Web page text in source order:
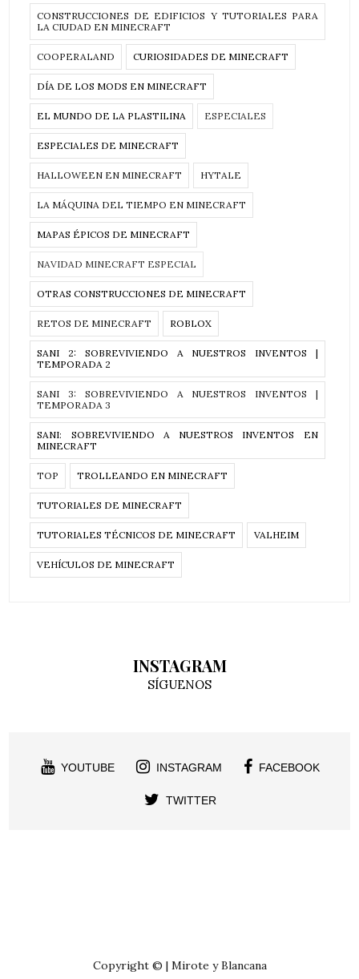
CONSTRUCCIONES DE EDIFICIOS Y TUTORIALES PARA
LA CIUDAD EN MINECRAFT
COOPERALAND CURIOSIDADES DE MINECRAFT
DÍA DE LOS MODS EN MINECRAFT
EL MUNDO DE LA PLASTILINA ESPECIALES
ESPECIALES DE MINECRAFT
HALLOWEEN EN MINECRAFT HYTALE
LA MÁQUINA DEL TIEMPO EN MINECRAFT
MAPAS ÉPICOS DE MINECRAFT
NAVIDAD MINECRAFT ESPECIAL
OTRAS CONSTRUCCIONES DE MINECRAFT
RETOS DE MINECRAFT ROBLOX
SANI 2: SOBREVIVIENDO A NUESTROS INVENTOS |
TEMPORADA 2
SANI 3: SOBREVIVIENDO A NUESTROS INVENTOS |
TEMPORADA 3
SANI: SOBREVIVIENDO A NUESTROS INVENTOS EN
MINECRAFT
TOP TROLLEANDO EN MINECRAFT
TUTORIALES DE MINECRAFT
TUTORIALES TÉCNICOS DE MINECRAFT VALHEIM
VEHÍCULOS DE MINECRAFT
INSTAGRAM
SÍGUENOS
YOUTUBE INSTAGRAM FACEBOOK
TWITTER
Copyright © | Mirote y Blancana